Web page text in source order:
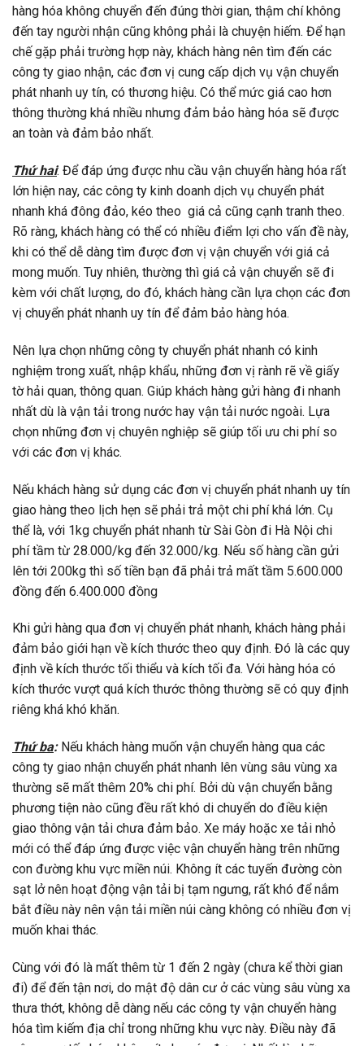
hàng hóa không chuyển đến đúng thời gian, thậm chí không
đến tay người nhận cũng không phải là chuyện hiếm. Để hạn
chế gặp phải trường hợp này, khách hàng nên tìm đến các
công ty giao nhận, các đơn vị cung cấp dịch vụ vận chuyển
phát nhanh uy tín, có thương hiệu. Có thể mức giá cao hơn
thông thường khá nhiều nhưng đảm bảo hàng hóa sẽ được
an toàn và đảm bảo nhất.
Thứ hai: Để đáp ứng được nhu cầu vận chuyển hàng hóa rất
lớn hiện nay, các công ty kinh doanh dịch vụ chuyển phát
nhanh khá đông đảo, kéo theo giá cả cũng cạnh tranh theo.
Rõ ràng, khách hàng có thể có nhiều điểm lợi cho vấn đề này,
khi có thể dễ dàng tìm được đơn vị vận chuyển với giá cả
mong muốn. Tuy nhiên, thường thì giá cả vận chuyển sẽ đi
kèm với chất lượng, do đó, khách hàng cần lựa chọn các đơn
vị chuyển phát nhanh uy tín để đảm bảo hàng hóa.
Nên lựa chọn những công ty chuyển phát nhanh có kinh
nghiệm trong xuất, nhập khẩu, những đơn vị rành rẽ về giấy
tờ hải quan, thông quan. Giúp khách hàng gửi hàng đi nhanh
nhất dù là vận tải trong nước hay vận tải nước ngoài. Lựa
chọn những đơn vị chuyên nghiệp sẽ giúp tối ưu chi phí so
với các đơn vị khác.
Nếu khách hàng sử dụng các đơn vị chuyển phát nhanh uy tín
giao hàng theo lịch hẹn sẽ phải trả một chi phí khá lớn. Cụ
thể là, với 1kg chuyển phát nhanh từ Sài Gòn đi Hà Nội chi
phí tầm từ 28.000/kg đến 32.000/kg. Nếu số hàng cần gửi
lên tới 200kg thì số tiền bạn đã phải trả mất tầm 5.600.000
đồng đến 6.400.000 đồng
Khi gửi hàng qua đơn vị chuyển phát nhanh, khách hàng phải
đảm bảo giới hạn về kích thước theo quy định. Đó là các quy
định về kích thước tối thiểu và kích tối đa. Với hàng hóa có
kích thước vượt quá kích thước thông thường sẽ có quy định
riêng khá khó khăn.
Thứ ba:Nếu khách hàng muốn vận chuyển hàng qua các
công ty giao nhận chuyển phát nhanh lên vùng sâu vùng xa
thường sẽ mất thêm 20% chi phí. Bởi dù vận chuyển bằng
phương tiện nào cũng đều rất khó di chuyển do điều kiện
giao thông vận tải chưa đảm bảo. Xe máy hoặc xe tải nhỏ
mới có thể đáp ứng được việc vận chuyển hàng trên những
con đường khu vực miền núi. Không ít các tuyến đường còn
sạt lở nên hoạt động vận tải bị tạm ngưng, rất khó để nắm
bắt điều này nên vận tải miền núi càng không có nhiều đơn vị
muốn khai thác.
Cùng với đó là mất thêm từ 1 đến 2 ngày (chưa kể thời gian
đi) để đến tận nơi, do mật độ dân cư ở các vùng sâu vùng xa
thưa thớt, không dễ dàng nếu các công ty vận chuyển hàng
hóa tìm kiếm địa chỉ trong những khu vực này. Điều này đã